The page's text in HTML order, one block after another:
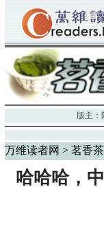
版主：
万维读者网 > 茗香
哈哈哈，